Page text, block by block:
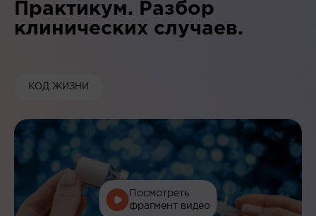
Практикум. Разбор
клинических случаев.
КОД ЖИЗНИ
Посмотреть
фрагмент видео